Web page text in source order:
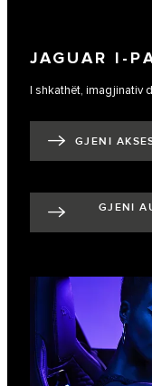
JAGUAR I-
I shkathët, imagjinativ
GJENI
GJENI